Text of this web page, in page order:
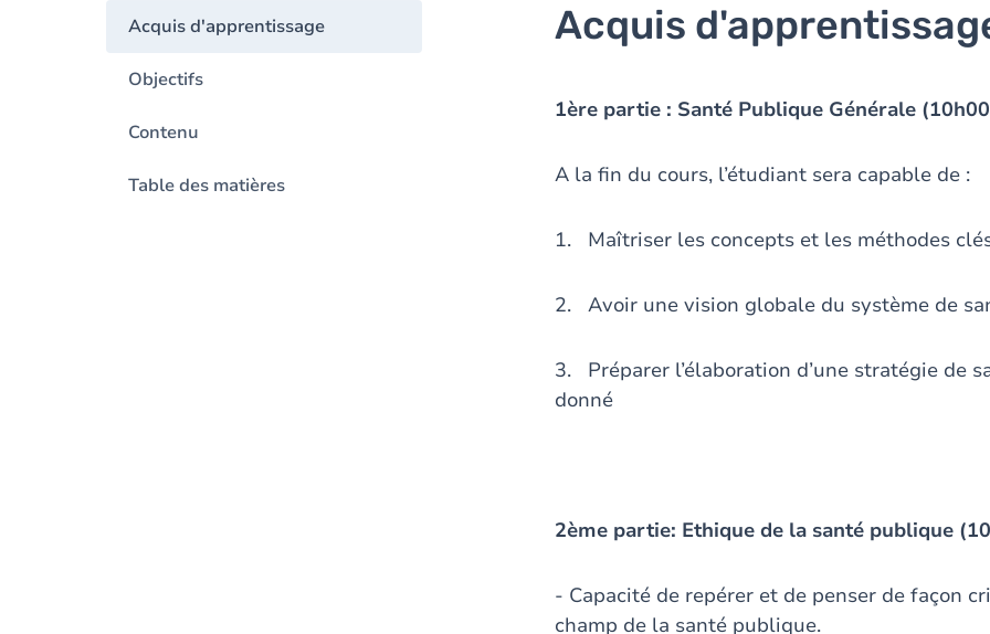
Acquis d'apprentissage
Objectifs
Contenu
Table des matières
Acquis
1ère partie : Santé Publique Générale
A la fin du cours, l’étudiant sera capable de :
1. Maîtriser les concepts et les méthodes
2. Avoir une vision globale du système de
3. Préparer l’élaboration d’une stratégie de
donné
2ème partie: Ethique de la santé publique
- Capacité de repérer et de penser de façon
champ de la santé publique.